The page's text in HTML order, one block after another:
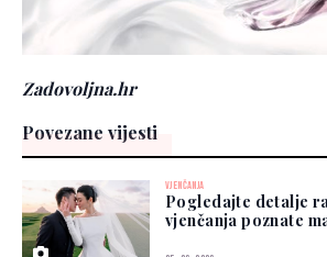
Zadovoljna.hr
Povezane vijesti
VJENČANJA
Pogledajte detalje
vjenčanja poznate